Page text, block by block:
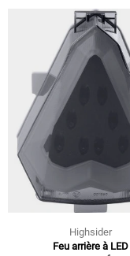
Highsider
Feu arrière à LED